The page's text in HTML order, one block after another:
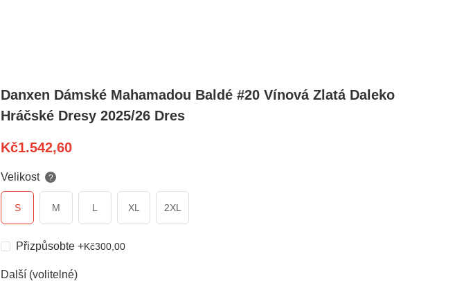
Danxen Dámské Mahamadou Baldé #20 Vínová Zlatá Daleko
Hráčské Dresy 2025/26 Dres
Kč1.542,60
Velikost ?
S M L XL 2XL
Přizpůsobte +Kč300,00
Další (volitelné)